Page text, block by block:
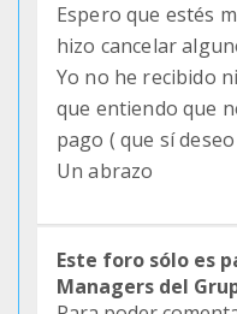
Espero que estés
hizo cancelar
Yo no he recibido
que entiendo que
pago ( que sí
Un abrazo
Este foro sólo es
Managers del